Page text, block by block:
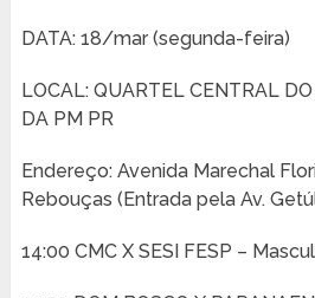
DATA: 18/mar (segunda-feira)
LOCAL: QUARTEL CENTRAL
DA PM PR
Endereço: Avenida Marechal
Rebouças (Entrada pela Av.
14:00 CMC X SESI FESP –